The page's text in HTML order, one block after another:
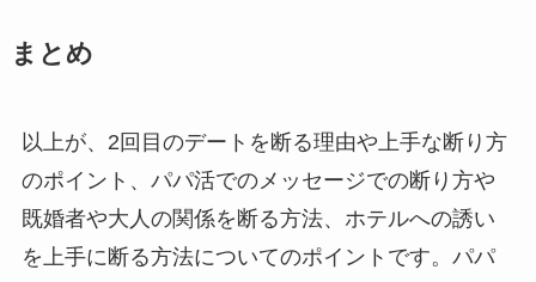
まとめ
以上が、2回目のデートを断る理由や上手な断り方
のポイント、パパ活でのメッセージでの断り方や
既婚者や大人の関係を断る方法、ホテルへの誘い
を上手に断る方法についてのポイントです。パパ